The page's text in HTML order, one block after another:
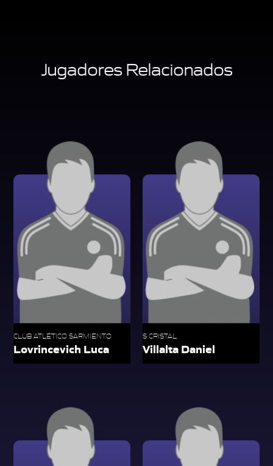
Jugadores Relacionados
CLUB ATLÉTICO SARMIENTO
Lovrincevich Luca
S CRISTAL
Villalta Daniel